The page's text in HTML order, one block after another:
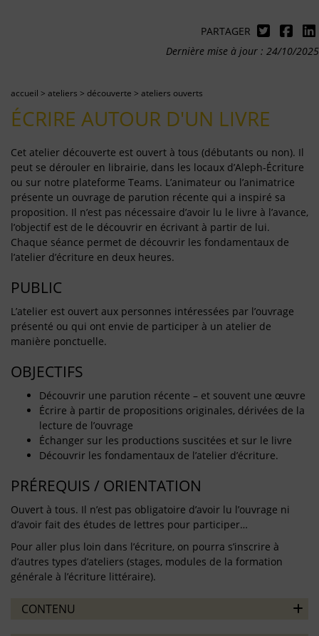
PARTAGER
Dernière mise à jour : 24/10/2025
accueil > ateliers > découverte > ateliers ouverts
ÉCRIRE AUTOUR D'UN LIVRE
Cet atelier découverte est ouvert à tous (débutants ou non). Il
peut se dérouler en librairie, dans les locaux d’Aleph-Écriture
ou sur notre plateforme Teams. L’animateur ou l’animatrice
présente un ouvrage de parution récente qui a inspiré sa
proposition. Il n’est pas nécessaire d’avoir lu le livre à l’avance,
l’objectif est de le découvrir en écrivant à partir de lui.
Chaque séance permet de découvrir les fondamentaux de
l’atelier d’écriture en deux heures.
PUBLIC
L’atelier est ouvert aux personnes intéressées par l’ouvrage
présenté ou qui ont envie de participer à un atelier de
manière ponctuelle.
OBJECTIFS
Découvrir une parution récente – et souvent une œuvre
Écrire à partir de propositions originales, dérivées de la
lecture de l’ouvrage
Échanger sur les productions suscitées et sur le livre
Découvrir les fondamentaux de l’atelier d’écriture.
PRÉREQUIS / ORIENTATION
Ouvert à tous. Il n’est pas obligatoire d’avoir lu l’ouvrage ni
d’avoir fait des études de lettres pour participer…
Pour aller plus loin dans l’écriture, on pourra s’inscrire à
d’autres types d’ateliers (stages, modules de la formation
générale à l’écriture littéraire).
CONTENU